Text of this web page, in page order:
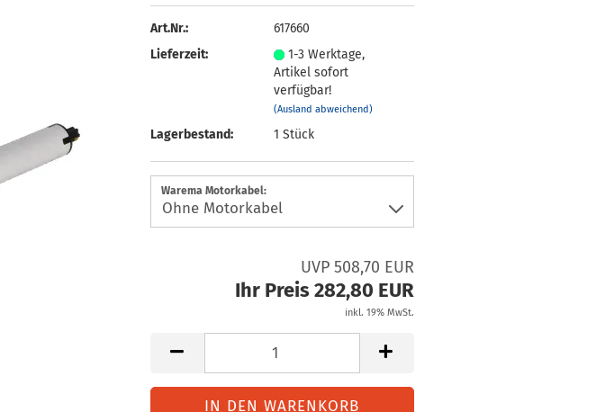
Art.Nr.:
617660
Lieferzeit:
1-3 Werktage,
Artikel sofort
verfügbar!
(Ausland abweichend)
Lagerbestand: 1 Stück
Warema Motorkabel:
UVP 508,70 EUR
Ihr Preis 282,80 EUR
inkl. 19% MwSt.